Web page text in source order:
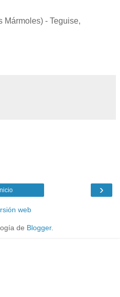
Mármoles) - Teguise,
›
Inicio
web
de Blogger.